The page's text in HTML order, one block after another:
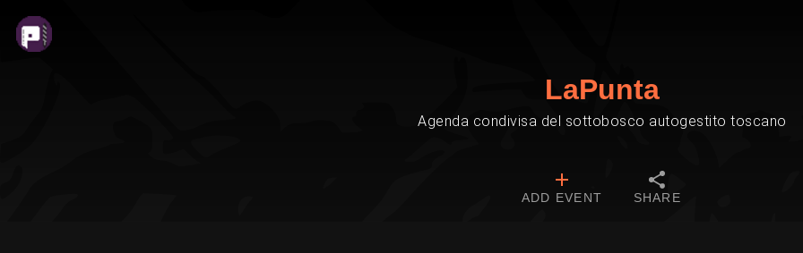
LaPunta
Agenda condivisa del sottobosco autogestito toscano
ADD EVENT SHARE